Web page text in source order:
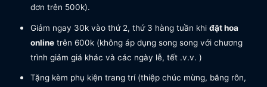
đơn trên 500k).
Giảm ngay 30k vào thứ 2, thứ 3 hàng tuần khi đặt hoa
onlinetrên 600k (không áp dụng song song với chương
trình giảm giá khác và các ngày lễ, tết .v.v. )
Tặng kèm phụ kiện trang trí (thiệp chúc mừng, băng rôn,